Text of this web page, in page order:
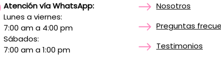
Atención vía WhatsApp:
Lunes a viernes:
7:00 am a 4:00 pm
Sábados:
7:00 am a 1:00 pm
Nosotros
Preguntas
Testimonios